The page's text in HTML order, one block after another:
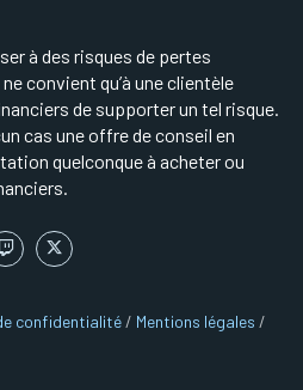
à des risques de pertes
convient qu’à une clientèle
de supporter un tel risque.
cas une offre de conseil en
quelconque à acheter ou
confidentialité / Mentions légales /